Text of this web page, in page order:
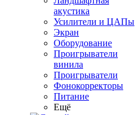
акустика
Усилители и ЦАПы
Экран
Оборудование
Проигрыватели
винила
Проигрыватели
Фонокорректоры
Питание
Ещё